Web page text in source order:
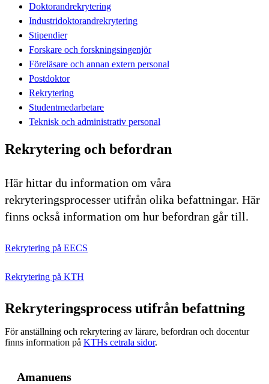
Doktorandrekrytering
Industridoktorandrekrytering
Stipendier
Forskare och forskningsingenjör
Föreläsare och annan extern personal
Postdoktor
Rekrytering
Studentmedarbetare
Teknisk och administrativ personal
Rekrytering och befordran
Här hittar du information om våra
rekryteringsprocesser utifrån olika befattningar. Här
finns också information om hur befordran går till.
Rekrytering på EECS
Rekrytering på KTH
Rekryteringsprocess utifrån befattning
För anställning och rekrytering av lärare, befordran och docentur
finns information på KTHs cetrala sidor.
Amanuens